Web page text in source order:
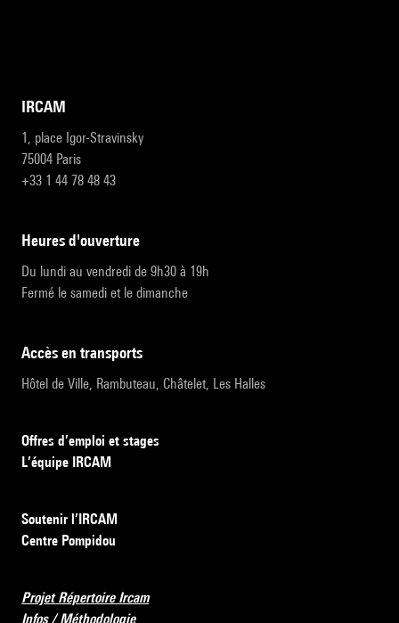
IRCAM
1, place Igor-Stravinsky
75004 Paris
+33 1 44 78 48 43
heures d'ouverture
Du lundi au vendredi de 9h30 à 19h
Fermé le samedi et le dimanche
accès en transports
Hôtel de Ville, Rambuteau, Châtelet, Les Halles
Offres d’emploi et stages
L’équipe IRCAM
Soutenir l’IRCAM
Centre Pompidou
Projet Répertoire Ircam
Infos / Méthodologie